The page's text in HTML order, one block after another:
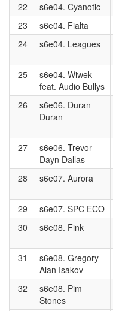
22 s6e04. Cyanotic
23
s6e04. Fialta
24
s6e04. Leagues
25
s6e04. Wiwek
feat. Audio Bullys
26
s6e06. Duran
Duran
27
s6e06. Trevor
Dayn Dallas
28 s6e07. Aurora
29 s6e07. SPC ECO
30
s6e08. Fink
31
s6e08. Gregory
Alan Isakov
32
s6e08. Pim
Stones